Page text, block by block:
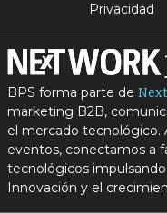
Privacidad
BPS forma parte de
marketing B2B,
el mercado tecnológico.
eventos, conectamos a
tecnológicos
Innovación y el